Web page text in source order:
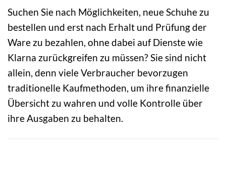
Suchen Sie nach Möglichkeiten, neue Schuhe zu
bestellen und erst nach Erhalt und Prüfung der
Ware zu bezahlen, ohne dabei auf Dienste wie
Klarna zurückgreifen zu müssen? Sie sind nicht
allein, denn viele Verbraucher bevorzugen
traditionelle Kaufmethoden, um ihre finanzielle
Übersicht zu wahren und volle Kontrolle über
ihre Ausgaben zu behalten.